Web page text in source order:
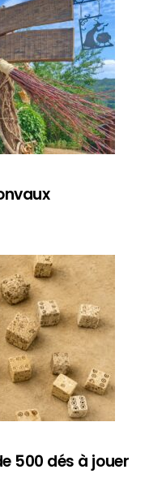
500 dés à jouer